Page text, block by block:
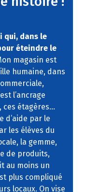
qui, dans le
éteindre le
magasin est
humaine, dans
l’ancrage
ces étagères…
d’aide par le
les élèves du
la gemme,
de produits,
au moins un
plus compliqué
locaux. On vise